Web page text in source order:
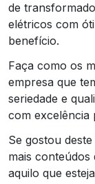
de
elétricos com
benefício.
Faça como os
empresa que
seriedade e
com excelência
Se gostou
mais
aquilo que